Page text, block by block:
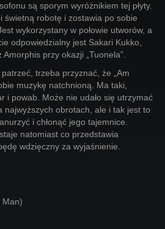
są sporym wyróżnikiem tej płyty.
świetną robotę i zostawia po sobie
wykorzystany w połowie utworów, a
odpowiedzialny jest Sakari Kukko,
Amorphis przy okazji „Tuonela”.
trzeba przyznać, że „Am
muzykę natchnioną. Ma taki,
i powab. Może nie udało się utrzymać
najwyższych obrotach, ale i tak jest to
i chłonąć jego tajemnice.
natomiast co przedstawia
wdzięczny za wyjaśnienie.
Man)